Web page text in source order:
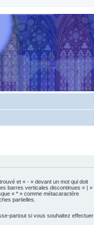
et « - » devant un mot qui doit
barres verticales discontinues « | »
« * » comme métacaractère
partielles.
partout si vous souhaitez effectuer